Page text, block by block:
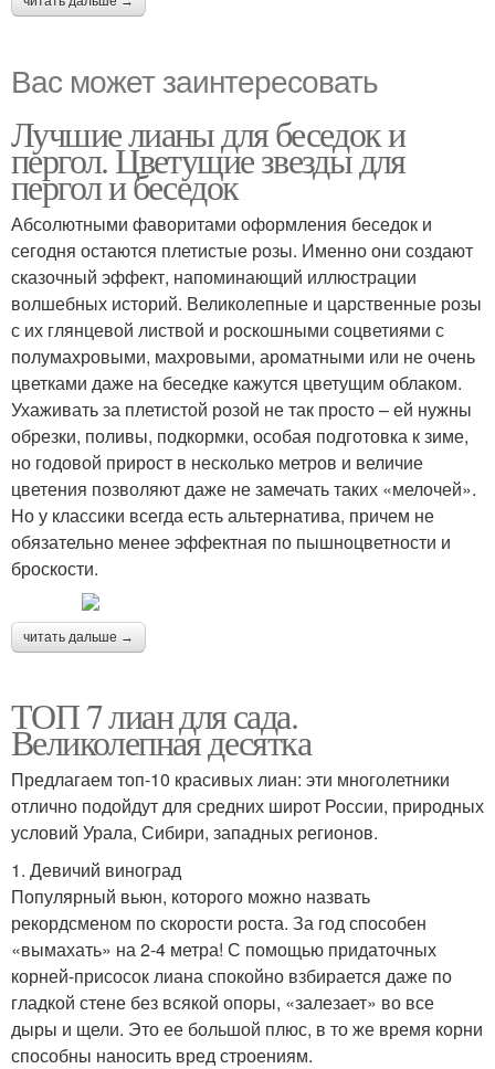
Вас может заинтересовать
Лучшие лианы для беседок и
пергол. Цветущие звезды для
пергол и беседок
Абсолютными фаворитами оформления беседок и
сегодня остаются плетистые розы. Именно они создают
сказочный эффект, напоминающий иллюстрации
волшебных историй. Великолепные и царственные розы
с их глянцевой листвой и роскошными соцветиями с
полумахровыми, махровыми, ароматными или не очень
цветками даже на беседке кажутся цветущим облаком.
Ухаживать за плетистой розой не так просто – ей нужны
обрезки, поливы, подкормки, особая подготовка к зиме,
но годовой прирост в несколько метров и величие
цветения позволяют даже не замечать таких «мелочей».
Но у классики всегда есть альтернатива, причем не
обязательно менее эффектная по пышноцветности и
броскости.
читать дальше →
ТОП 7 лиан для сада.
Великолепная десятка
Предлагаем топ-10 красивых лиан: эти многолетники
отлично подойдут для средних широт России, природных
условий Урала, Сибири, западных регионов.
1. Девичий виноград
Популярный вьюн, которого можно назвать
рекордсменом по скорости роста. За год способен
«вымахать» на 2-4 метра! С помощью придаточных
корней-присосок лиана спокойно взбирается даже по
гладкой стене без всякой опоры, «залезает» во все
дыры и щели. Это ее большой плюс, в то же время корни
способны наносить вред строениям.